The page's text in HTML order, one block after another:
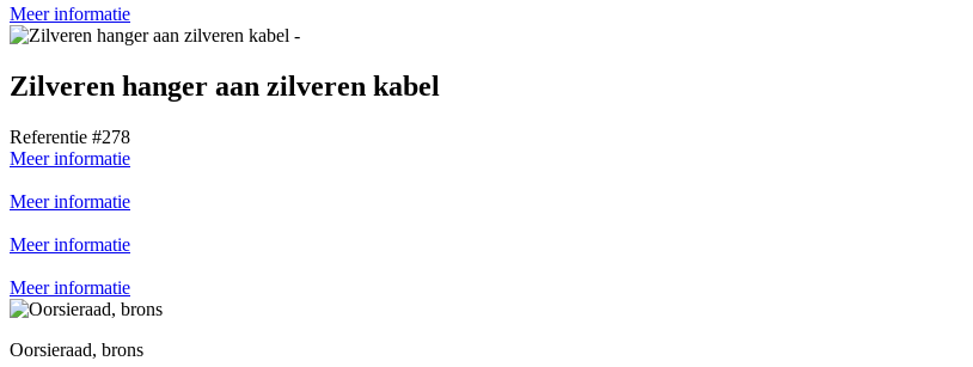
Meer informatie
Zilveren hanger aan zilveren kabel
Referentie #278
Meer informatie
Meer informatie
Meer informatie
Meer informatie
Oorsieraad, brons